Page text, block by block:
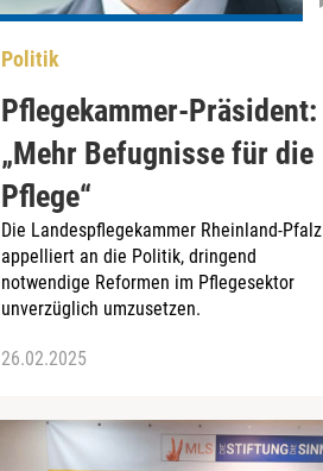
Politik
Pflegekammer-Präsident:
„Mehr Befugnisse für die
Pflege“
Die Landespflegekammer Rheinland-Pfalz
appelliert an die Politik, dringend
notwendige Reformen im Pflegesektor
unverzüglich umzusetzen.
26.02.2025